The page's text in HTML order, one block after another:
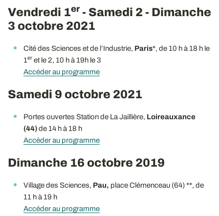
Vendredi 1er- Samedi 2 - Dimanche
3 octobre 2021
Cité des Sciences et de l’Industrie, Paris*, de 10 h à 18 h le
1er et le 2, 10 h à 19h le 3
Accéder au programme
Samedi 9 octobre 2021
Portes ouvertes Station de La Jaillière, Loireauxance
(44)de 14 h à 18 h
Accéder au programme
Dimanche 16 octobre 2019
Village des Sciences, Pau, place Clémenceau (64) **, de
11 h à 19 h
Accéder au programme